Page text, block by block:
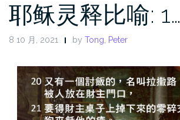
耶稣灵释比喻: 1…
8 10 月, 2021 by Tong, Peter